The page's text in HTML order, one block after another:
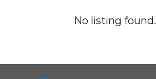
No listing found.